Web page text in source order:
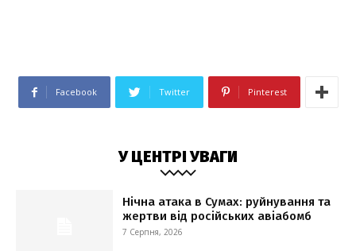
Facebook Twitter Pinterest
У ЦЕНТРІ УВАГИ
Нічна атака в Сумах: руйнування та
жертви від російських авіабомб
7 Серпня, 2026